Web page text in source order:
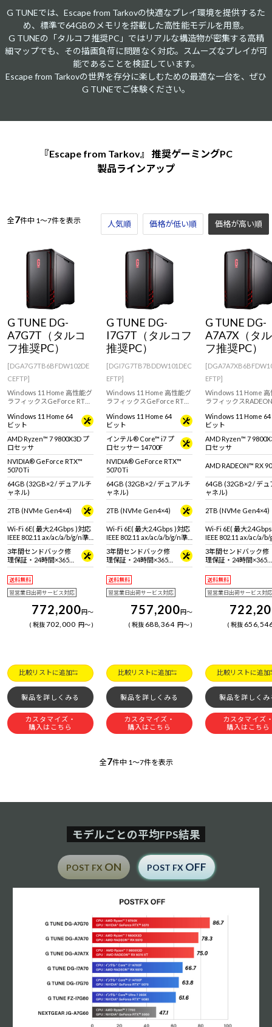
G TUNEでは、Escape from Tarkovの快適なプレイ環境を提供するた
め、標準で64GBのメモリを搭載した高性能モデルを用意。​​
G TUNEの「タルコフ推奨PC」ではリアルな構造物が密集する高精
細マップでも、その描画負荷に問題なく対応。スムーズなプレイが可
能であることを検証しています。​​
Escape from Tarkovの世界を存分に楽しむための最適な一台を、ぜひ
G TUNEでご体験ください。​
『Escape from Tarkov』 推奨ゲーミングPC
製品ラインアップ
全7件中 1～7件を表示 人気順 価格が低い順 価格が高い順
G TUNE DG-
A7G7T（タルコ
フ推奨PC）
[DGA7G7TB6BFDW102DE
CEFTP]
Windows 11 Home 高性能グ
ラフィックスGeForce RTX
ラウンドに活躍するミドル
クラス ゲーミングPC。快適
なゲームプレイにおすすめ
です。※モニタ・マウス・キ
ーボードは別売りです。
Windows 11 Home 64
ビット
AMD Ryzen™ 7 9800X3D プ
ロセッサ
NVIDIA® GeForce RTX™
5070 Ti
64GB (32GB×2 / デュアルチ
ャネル)
2TB (NVMe Gen4×4)
Wi-Fi 6E( 最大2.4Gbps )対応
IEEE 802.11 ax/ac/a/b/g/n準
拠 ＋ Bluetooth 5内蔵
3年間センドバック修
理保証・24時間×365
日電話サポート
送料無料
翌営業日出荷サービス対応
772,200円～
税抜702,000 円～
比較リストに追加
製品を詳しくみる
カスタマイズ・
購入はこちら
G TUNE DG-
I7G7T（タルコフ
推奨PC）
[DGI7G7TB7BDDW101DEC
EFTP]
Windows 11 Home 高性能グ
ラフィックスGeForce RTX
グPC。快適なゲームプレイ
や動画編集、配信におすす
めです。※モニタ・マウス・
キーボードは別売りです。
Windows 11 Home 64
ビット
インテル® Core™ i7 プ
ロセッサー 14700F
NVIDIA® GeForce RTX™
5070 Ti
64GB (32GB×2 / デュアルチ
ャネル)
2TB (NVMe Gen4×4)
Wi-Fi 6E( 最大2.4Gbps )対応
IEEE 802.11 ax/ac/a/b/g/n準
拠 ＋ Bluetooth 5内蔵
3年間センドバック修
理保証・24時間×365
日電話サポート
送料無料
翌営業日出荷サービス対応
757,200円～
税抜 688,364 円～
比較リストに追加
製品を詳しくみる
カスタマイズ・
購入はこちら
G TUNE DG-
A7A7X（タ
フ推奨PC）
EFTP]
Windows 11 Home 高
ラフィックス
ゲーミングPC。快適
ムプレイや動画編集
におすすめです。※
マウス・キーボード
りです。
Windows 11 Home 64
ビット
AMD Ryzen™ 7
ロセッサ
AMD RADEON™ RX
64GB (32GB×2 / デュ
ャネル)
2TB (NVMe Gen4×4)
Wi-Fi 6E( 最大
IEEE 802.11 ax/ac/a/
拠 ＋ Bluetooth 5内蔵
3年間センドバック修
理保証・24時間×365
日電話サポート
送料無料
翌営業日出荷サービス対応
税抜
比較リストに追加
製品を詳しくみ
カスタマイズ
購入はこちら
全7件中 1～7件を表示
モデルごとの平均FPS結果
POST FX ON POST FX OFF